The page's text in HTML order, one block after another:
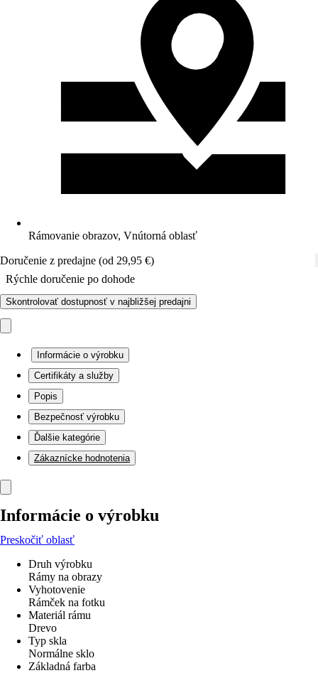
Rámovanie obrazov, Vnútorná oblasť
Doručenie z predajne (od 29,95 €)
Rýchle doručenie po dohode
Skontrolovať dostupnosť v najbližšej predajni
Informácie o výrobku
Certifikáty a služby
Popis
Bezpečnosť výrobku
Ďalšie kategórie
Zákaznícke hodnotenia
Informácie o výrobku
Preskočiť oblasť
Druh výrobku
Rámy na obrazy
Vyhotovenie
Rámček na fotku
Materiál rámu
Drevo
Typ skla
Normálne sklo
Základná farba